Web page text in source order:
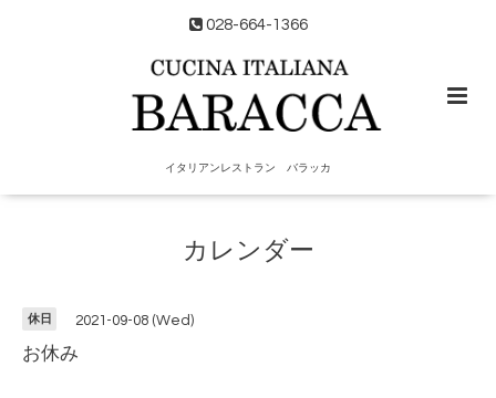
028-664-1366
イタリアンレストラン バラッカ
カレンダー
休日 2021-09-08 (Wed)
お休み